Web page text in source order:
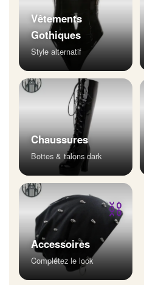
Vêtements
Gothiques
Style alternatif
Chaussures
Bottes & talons dark
⛓
Accessoires
Complétez le look